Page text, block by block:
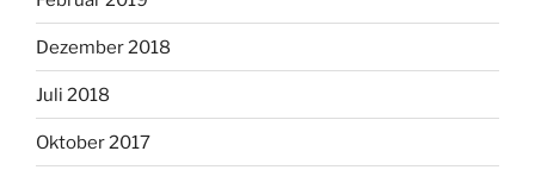
Dezember 2018
Juli 2018
Oktober 2017